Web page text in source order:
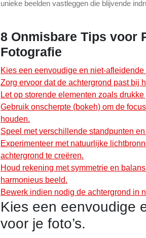
unieke beelden vastleggen die blijvende
8 Onmisbare Tips voor
Fotografie
Kies een eenvoudige en niet-afleidende
Zorg ervoor dat de achtergrond past bij
Let op storende elementen zoals
Gebruik onscherpte (bokeh) om de
houden.
Speel met verschillende standpunten
Experimenteer met natuurlijke
achtergrond te creëren.
Houd rekening met symmetrie en
harmonieus beeld.
Bewerk indien nodig de achtergrond in
Kies een eenvoudige
voor je foto’s.